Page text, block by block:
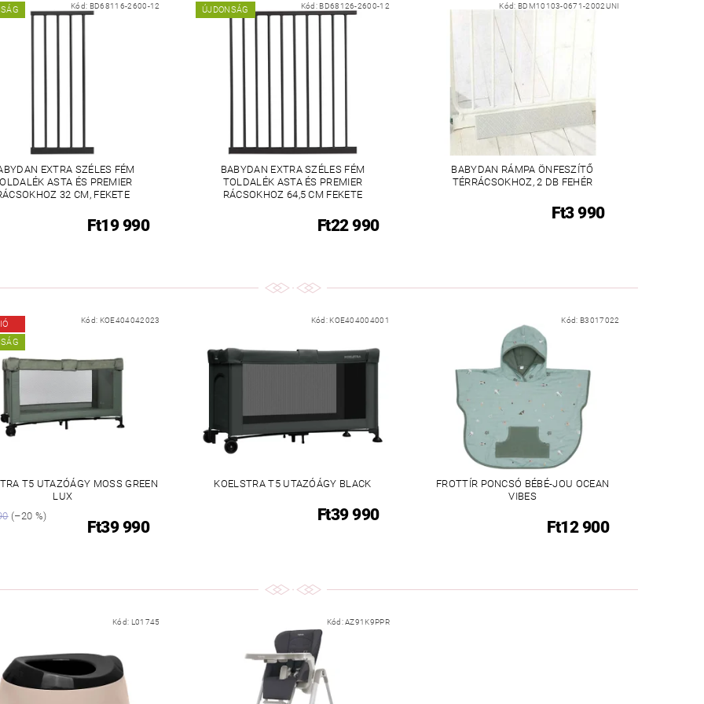
Kód: BD68116-2600-12
EXTRA SZÉLES FÉM
ASTA ÉS PREMIER
32 CM, FEKETE
Ft19 990
ÚJDONSÁG Kód: BD68126-2600-12
BABYDAN EXTRA SZÉLES FÉM
TOLDALÉK ASTA ÉS PREMIER
RÁCSOKHOZ 64,5 CM FEKETE
Ft22 990
Kód: BDM10103-0671-2002UNI
BABYDAN RÁMPA ÖNFESZÍTŐ
TÉRRÁCSOKHOZ, 2 DB FEHÉR
Ft3 990
Kód: KOE404042023
T5 UTAZÓÁGY MOSS GREEN
LUX
(–20 %)
Ft39 990
Kód: KOE404004001
KOELSTRA T5 UTAZÓÁGY BLACK
Ft39 990
Kód: B3017022
FROTTÍR PONCSÓ BÉBÉ-JOU OCEAN
VIBES
Ft12 900
Kód: L01745 Kód:AZ91K9PPR